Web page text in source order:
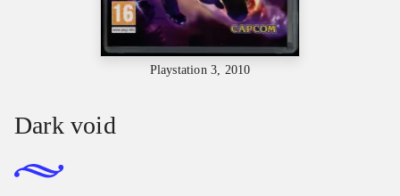
Playstation 3, 2010
Dark void